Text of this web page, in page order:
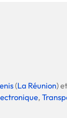
(La Réunion)
,